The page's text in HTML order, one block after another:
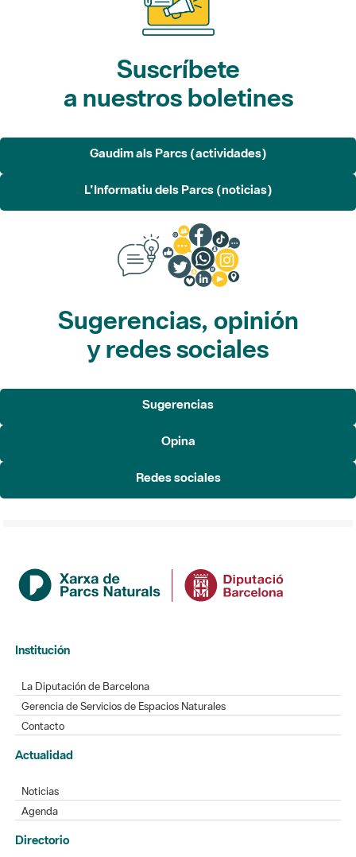
Suscríbete
a nuestros boletines
Gaudim als Parcs (actividades)
L'Informatiu dels Parcs (noticias)
Sugerencias, opinión
y redes sociales
Sugerencias
Opina
Redes sociales
Institución
La Diputación de Barcelona
Gerencia de Servicios de Espacios Naturales
Contacto
Actualidad
Noticias
Agenda
Directorio